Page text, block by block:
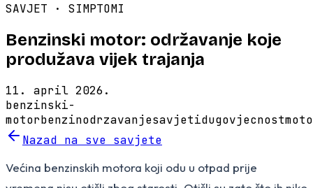
SAVJET · SIMPTOMI
Benzinski motor: održavanje koje
produžava vijek trajanja
11. april 2026.
benzinski-
motorbenzinodrzavanjesavjetidugovjecnost
Nazad na sve savjete
Većina benzinskih motora koji odu u otpad prije